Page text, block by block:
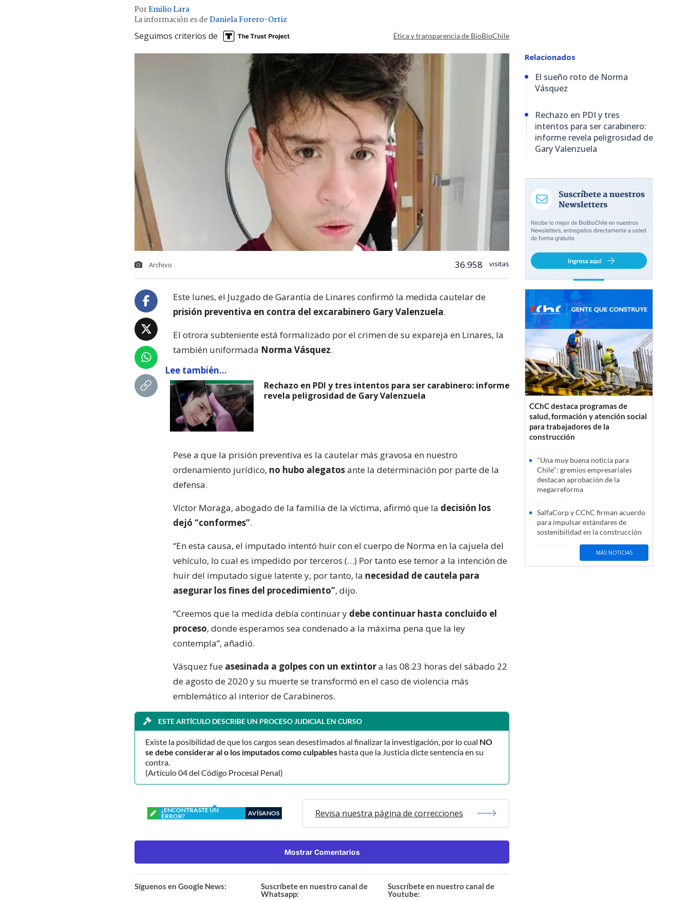
PorEmilio Lara
La información es de Daniela Forero-Ortiz
Seguimos criterios de Ética y transparencia de BioBioChile
Archivo 36.958 visitas
Este lunes, el Juzgado de Garantía de Linares confirmó la medida cautelar de
prisión preventiva en contra del excarabinero Gary Valenzuela.
El otrora subteniente está formalizado por el crimen de su expareja en Linares, la
también uniformada Norma Vásquez.
Lee también...
Rechazo en PDI y tres intentos para ser carabinero: informe
revela peligrosidad de Gary Valenzuela
Pese a que la prisión preventiva es la cautelar más gravosa en nuestro
ordenamiento jurídico, no hubo alegatosante la determinación por parte de la
defensa.
Víctor Moraga, abogado de la familia de la víctima, afirmó que la decisión los
dejó “conformes”.
“En esta causa, el imputado intentó huir con el cuerpo de Norma en la cajuela del
vehículo, lo cual es impedido por terceros (…) Por tanto ese temor a la intención de
huir del imputado sigue latente y, por tanto, la necesidad de cautela para
asegurar los fines del procedimiento”, dijo.
“Creemos que la medida debía continuar y debe continuar hasta concluido el
proceso, donde esperamos sea condenado a la máxima pena que la ley
contempla”, añadió.
Vásquez fue asesinada a golpes con un extintora las 08:23 horas del sábado 22
de agosto de 2020 y su muerte se transformó en el caso de violencia más
emblemático al interior de Carabineros.
ESTE ARTÍCULO DESCRIBE UN PROCESO JUDICIAL EN CURSO
Existe la posibilidad de que los cargos sean desestimados al finalizar la investigación, por lo cual NO
se debe considerar al o los imputados como culpables hasta que la Justicia dicte sentencia en su
contra.
(Artículo 04 del Código Procesal Penal)
¿ENCONTRASTE UN
ERROR?
AVÍSANOS Revisa nuestra página de correcciones
Mostrar Comentarios
Síguenos en Google News:
Suscríbete en nuestro canal de
Whatsapp:
Suscríbete en nuestro canal de
Youtube:
Relacionados
El sueño roto de Norma
Vásquez
Rechazo en PDI y tres
intentos para ser carabinero:
informe revela peligrosidad de
Gary Valenzuela
CChC destaca programas de
salud, formación y atención social
para trabajadores de la
construcción
"Una muy buena noticia para
Chile": gremios empresariales
destacan aprobación de la
megarreforma
SalfaCorp y CChC firman acuerdo
para impulsar estándares de
sostenibilidad en la construcción
MÁS NOTICIAS